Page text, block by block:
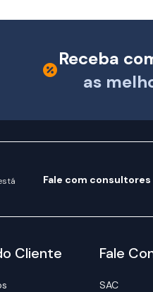
Receba
as
Fale com consultores
Cliente Fale
SAC